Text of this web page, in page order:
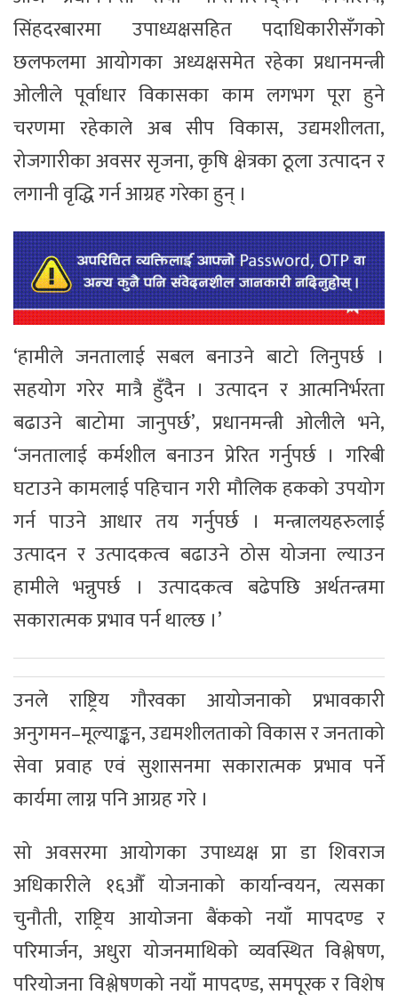
सिंहदरबारमा उपाध्यक्षसहित पदाधिकारीसँगको
छलफलमा आयोगका अध्यक्षसमेत रहेका प्रधानमन्त्री
ओलीले पूर्वाधार विकासका काम लगभग पूरा हुने
चरणमा रहेकाले अब सीप विकास, उद्यमशीलता,
रोजगारीका अवसर सृजना, कृषि क्षेत्रका ठूला उत्पादन र
लगानी वृद्धि गर्न आग्रह गरेका हुन् ।
‘हामीले जनतालाई सबल बनाउने बाटो लिनुपर्छ ।
सहयोग गरेर मात्रै हुँदैन । उत्पादन र आत्मनिर्भरता
बढाउने बाटोमा जानुपर्छ’, प्रधानमन्त्री ओलीले भने,
‘जनतालाई कर्मशील बनाउन प्रेरित गर्नुपर्छ । गरिबी
घटाउने कामलाई पहिचान गरी मौलिक हकको उपयोग
गर्न पाउने आधार तय गर्नुपर्छ । मन्त्रालयहरुलाई
उत्पादन र उत्पादकत्व बढाउने ठोस योजना ल्याउन
हामीले भन्नुपर्छ । उत्पादकत्व बढेपछि अर्थतन्त्रमा
सकारात्मक प्रभाव पर्न थाल्छ ।’
उनले राष्ट्रिय गौरवका आयोजनाको प्रभावकारी
अनुगमन–मूल्याङ्कन, उद्यमशीलताको विकास र जनताको
सेवा प्रवाह एवं सुशासनमा सकारात्मक प्रभाव पर्ने
कार्यमा लाग्न पनि आग्रह गरे ।
सो अवसरमा आयोगका उपाध्यक्ष प्रा डा शिवराज
अधिकारीले १६औँ योजनाको कार्यान्वयन, त्यसका
चुनौती, राष्ट्रिय आयोजना बैंकको नयाँ मापदण्ड र
परिमार्जन, अधुरा योजनमाथिको व्यवस्थित विश्लेषण,
परियोजना विश्लेषणको नयाँ मापदण्ड, समपूरक र विशेष